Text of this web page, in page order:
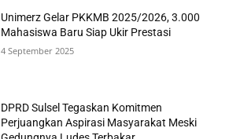
Unimerz Gelar PKKMB 2025/2026, 3.000
Mahasiswa Baru Siap Ukir Prestasi
4 September 2025
DPRD Sulsel Tegaskan Komitmen
Perjuangkan Aspirasi Masyarakat Meski